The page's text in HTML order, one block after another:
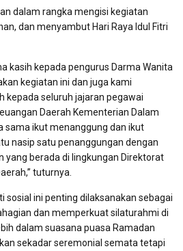
dalam rangka mengisi kegiatan
dan menyambut Hari Raya Idul Fitri
kasih kepada pengurus Darma Wanita
kegiatan ini dan juga kami
kepada seluruh jajaran pegawai
Daerah Kementerian Dalam
sama ikut menanggung dan ikut
nasip satu penanggungan dengan
yang berada di lingkungan Direktorat
tuturnya.
sosial ini penting dilaksanakan sebagai
dan memperkuat silaturahmi di
dalam suasana puasa Ramadan
sekadar seremonial semata tetapi